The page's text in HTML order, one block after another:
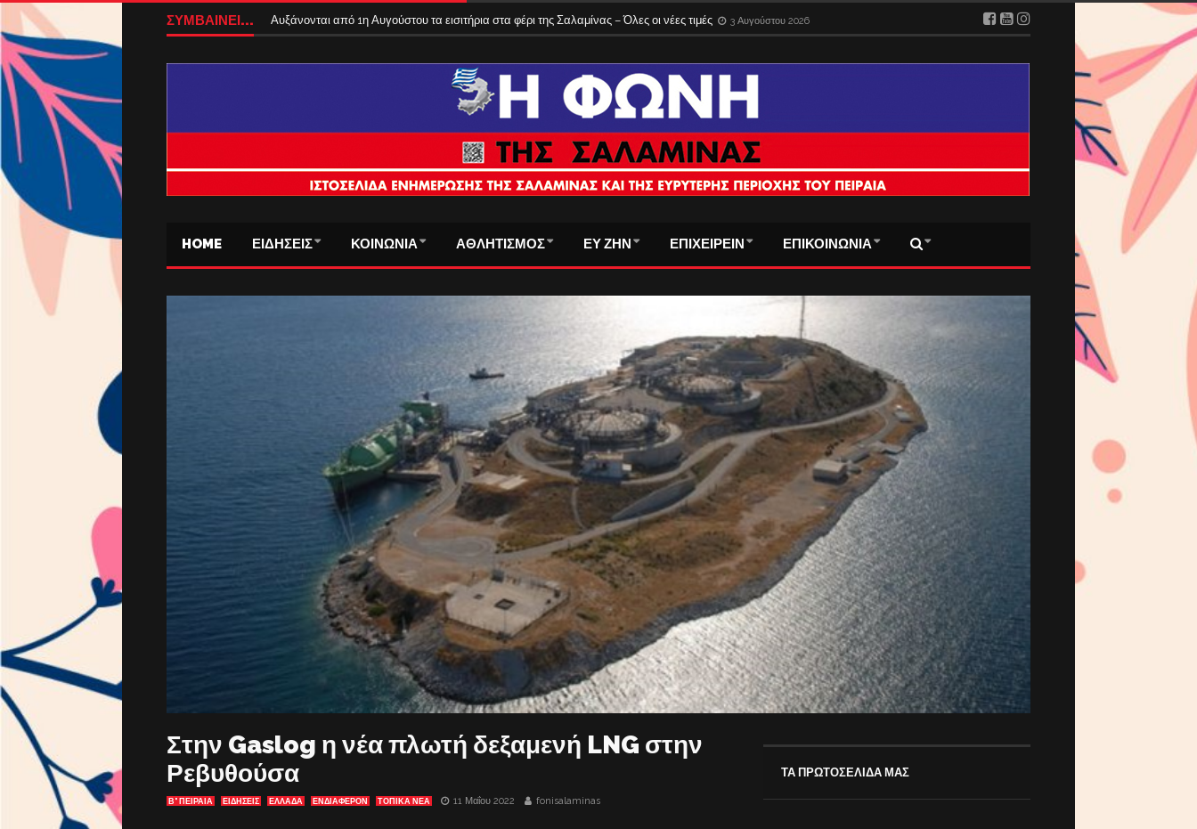
ΣΥΜΒΑΙΝΕΙ... Αυξάνονται από 1η Αυγούστου τα εισιτήρια στα φέρι της Σαλαμίνας – Όλες οι νέες τιμές 3 Αυγούστου 2026
HOME ΕΙΔΗΣΕΙΣ ΚΟΙΝΩΝΙΑ ΑΘΛΗΤΙΣΜΟΣ ΕΥ ΖΗΝ ΕΠΙΧΕΙΡΕΙΝ ΕΠΙΚΟΙΝΩΝΙΑ
Στην Gaslog η νέα πλωτή δεξαμενή LNG στην
Ρεβυθούσα
Β' ΠΕΙΡΑΙΑ ΕΙΔΗΣΕΙΣ ΕΛΛΑΔΑ ΕΝΔΙΑΦΈΡΟΝ ΤΟΠΙΚΑ ΝΕΑ 11 Μαΐου 2022 fonisalaminas
ΤΑ ΠΡΩΤΟΣΕΛΙΔΑ ΜΑΣ